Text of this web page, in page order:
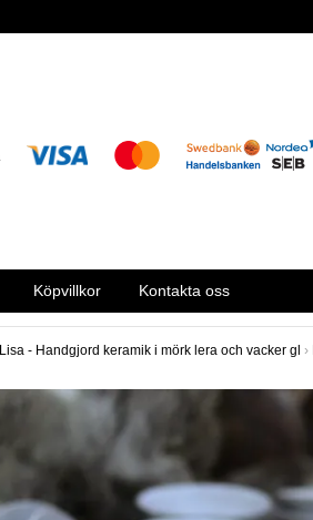
Köpvillkor Kontakta oss
Lisa - Handgjord keramik i mörk lera och vacker gl ›